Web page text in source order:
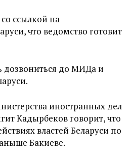
ссылкой на
что ведомство готовит
дозвониться до МИДа и
иностранных дел
Кадырбеков говорит, что
властей Беларуси по
Бакиеве.